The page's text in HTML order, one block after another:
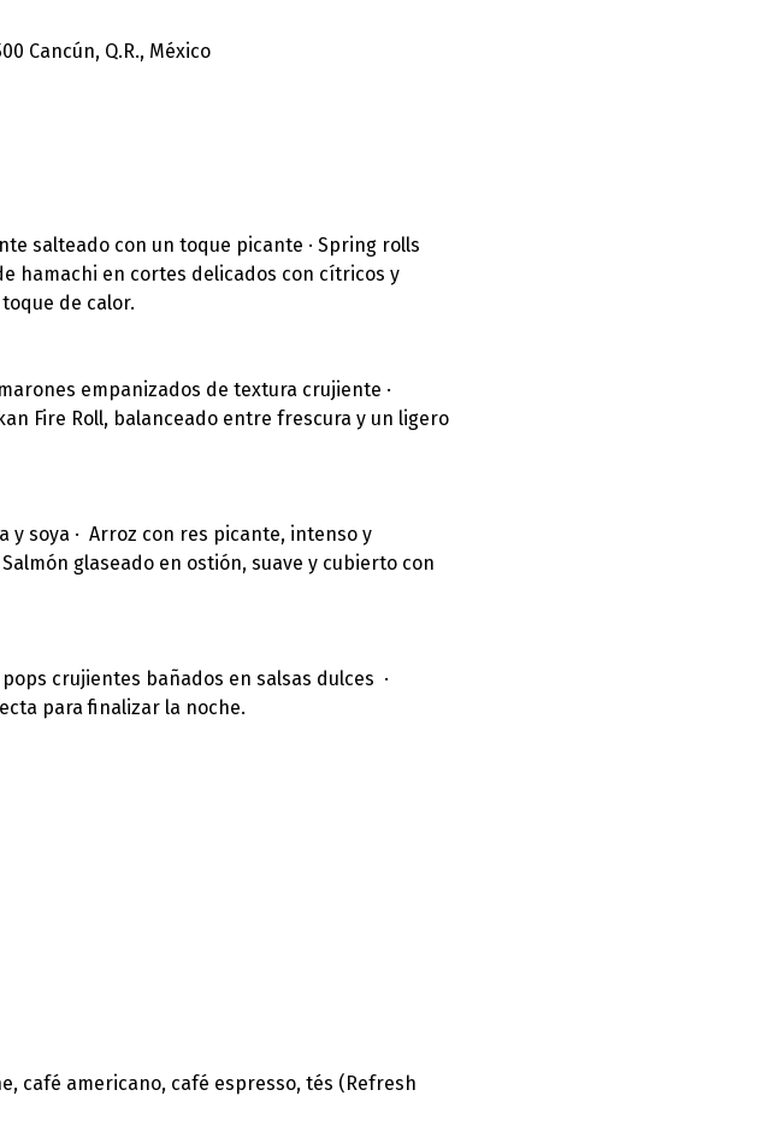
Cancún, Q.R., México
salteado con un toque picante · Spring rolls
hamachi en cortes delicados con cítricos y
de calor.
empanizados de textura crujiente ·
Fire Roll, balanceado entre frescura y un ligero
soya ·  Arroz con res picante, intenso y
Salmón glaseado en ostión, suave y cubierto con
crujientes bañados en salsas dulces  ·
para finalizar la noche.
café americano, café espresso, tés (Refresh